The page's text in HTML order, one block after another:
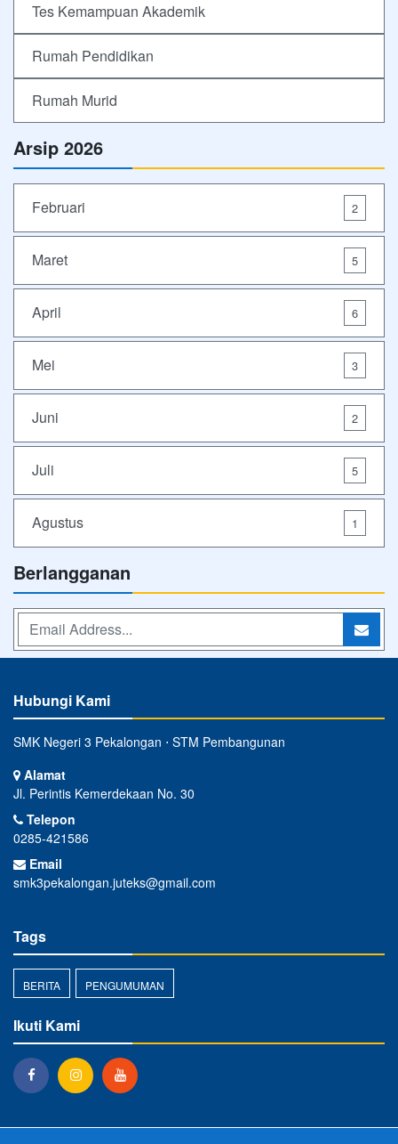
Tes Kemampuan Akademik
Rumah Pendidikan
Rumah Murid
Arsip 2026
Februari 2
Maret 5
April 6
Mei 3
Juni 2
Juli 5
Agustus 1
Berlangganan
Hubungi Kami
SMK Negeri 3 Pekalongan ⋅ STM Pembangunan
Alamat
Jl. Perintis Kemerdekaan No. 30
Telepon
0285-421586
Email
smk3pekalongan.juteks@gmail.com
Tags
BERITA PENGUMUMAN
Ikuti Kami